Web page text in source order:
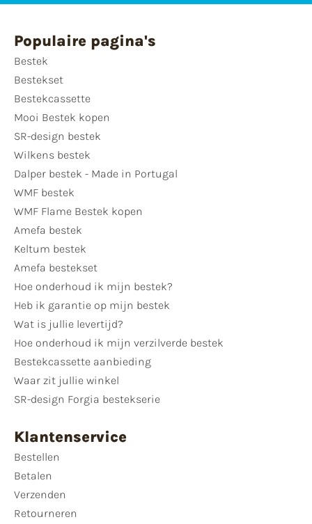
Populaire pagina's
Bestek
Bestekset
Bestekcassette
Mooi Bestek kopen
SR-design bestek
Wilkens bestek
Dalper bestek - Made in Portugal
WMF bestek
WMF Flame Bestek kopen
Amefa bestek
Keltum bestek
Amefa bestekset
Hoe onderhoud ik mijn bestek?
Heb ik garantie op mijn bestek
Wat is jullie levertijd?
Hoe onderhoud ik mijn verzilverde bestek
Bestekcassette aanbieding
Waar zit jullie winkel
SR-design Forgia bestekserie
Klantenservice
Bestellen
Betalen
Verzenden
Retourneren